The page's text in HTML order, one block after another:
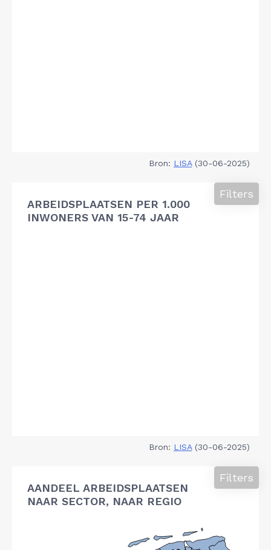
Bron: LISA(30-06-2025)
ARBEIDSPLAATSEN PER 1.000
INWONERS VAN 15-74 JAAR
Filters
Bron: LISA(30-06-2025)
AANDEEL ARBEIDSPLAATSEN
NAAR SECTOR, NAAR REGIO
Filters